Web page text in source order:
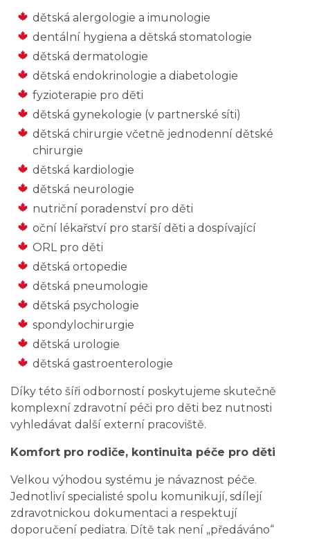
dětská alergologie a imunologie
dentální hygiena a dětská stomatologie
dětská dermatologie
dětská endokrinologie a diabetologie
fyzioterapie pro děti
dětská gynekologie (v partnerské síti)
dětská chirurgie včetně jednodenní dětské
chirurgie
dětská kardiologie
dětská neurologie
nutriční poradenství pro děti
oční lékařství pro starší děti a dospívající
ORL pro děti
dětská ortopedie
dětská pneumologie
dětská psychologie
spondylochirurgie
dětská urologie
dětská gastroenterologie
Díky této šíři odborností poskytujeme skutečně
komplexní zdravotní péči pro děti bez nutnosti
vyhledávat další externí pracoviště.
Komfort pro rodiče, kontinuita péče pro děti
Velkou výhodou systému je návaznost péče.
Jednotliví specialisté spolu komunikují, sdílejí
zdravotnickou dokumentaci a respektují
doporučení pediatra. Dítě tak není „předáváno“